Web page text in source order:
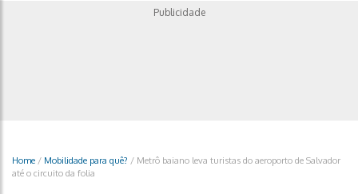
Publicidade
Home / Mobilidade para quê? / Metrô baiano leva turistas do aeroporto de Salvador
até o circuito da folia